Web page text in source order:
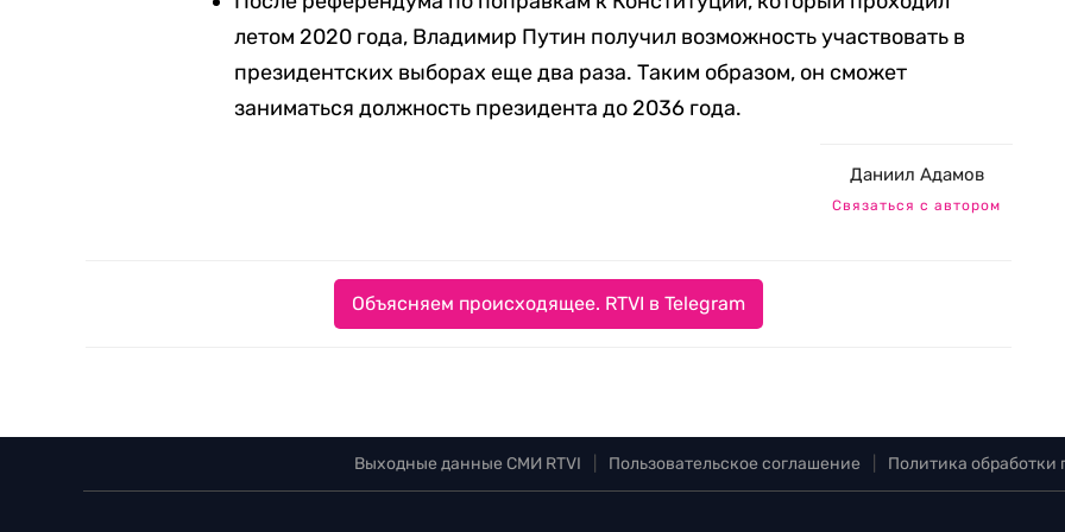
летом 2020 года, Владимир Путин получил возможность участвовать в
президентских выборах еще два раза. Таким образом, он сможет
заниматься должность президента до 2036 года.
Даниил Адамов
Связаться с автором
Объясняем происходящее. RTVI в Telegram
Выходные данные СМИ RTVI Пользовательское соглашение Политика